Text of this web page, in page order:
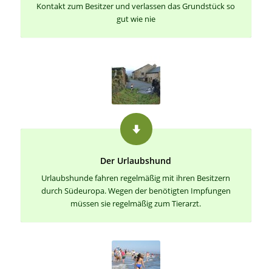
Kontakt zum Besitzer und verlassen das Grundstück so
gut wie nie
Der Urlaubshund
Urlaubshunde fahren regelmäßig mit ihren Besitzern
durch Südeuropa. Wegen der benötigten Impfungen
müssen sie regelmäßig zum Tierarzt.